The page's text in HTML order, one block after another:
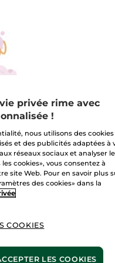
Jour Anti-
prix tarif:
1+1
Hydra
Pour
1+1
privée rime avec
!
nous utilisons des cookies
et des publicités adaptées à
réseaux sociaux et analyser le
cookies», vous consentez à
site Web. Pour en savoir plus
des cookies» dans la
COOKIES
LES COOKIES